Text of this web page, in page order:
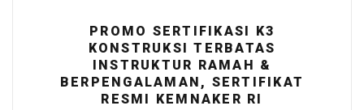
PROMO SERTIFIKASI K3
KONSTRUKSI TERBATAS
INSTRUKTUR RAMAH &
BERPENGALAMAN, SERTIFIKAT
RESMI KEMNAKER RI